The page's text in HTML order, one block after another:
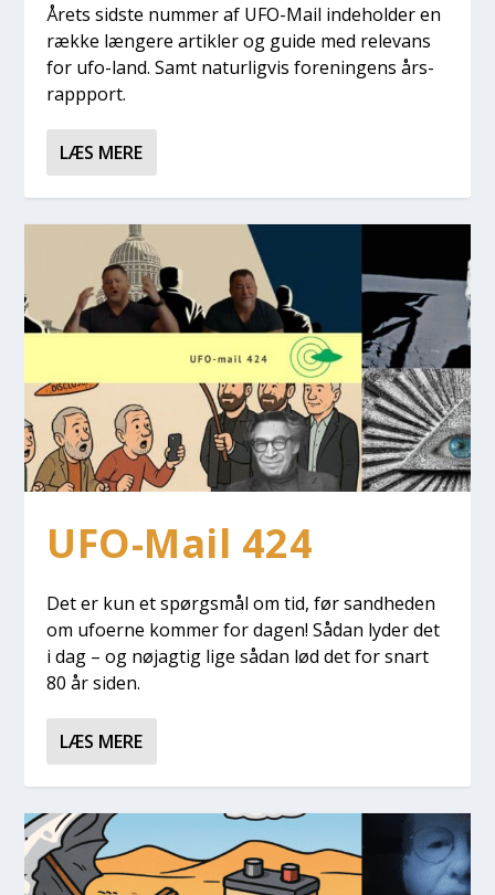
Årets sid­ste num­mer af UFO-Mail inde­hol­der en
ræk­ke læn­ge­re artik­ler og gui­de med rele­vans
for ufo-land. Samt natur­lig­vis for­e­nin­gens års­
rap­p­port.
LÆS MERE
UFO-Mail 424
Det er kun et spørgs­mål om tid, før sand­he­den
om ufo­er­ne kom­mer for dagen! Sådan lyder det
i dag – og nøj­ag­tig lige sådan lød det for snart
80 år siden.
LÆS MERE